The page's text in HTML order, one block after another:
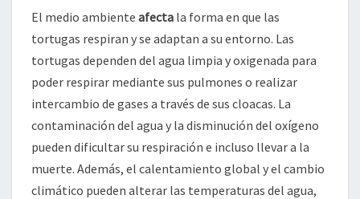
El medio ambiente afecta la forma en que las
tortugas respiran y se adaptan a su entorno. Las
tortugas dependen del agua limpia y oxigenada para
poder respirar mediante sus pulmones o realizar
intercambio de gases a través de sus cloacas. La
contaminación del agua y la disminución del oxígeno
pueden dificultar su respiración e incluso llevar a la
muerte. Además, el calentamiento global y el cambio
climático pueden alterar las temperaturas del agua,